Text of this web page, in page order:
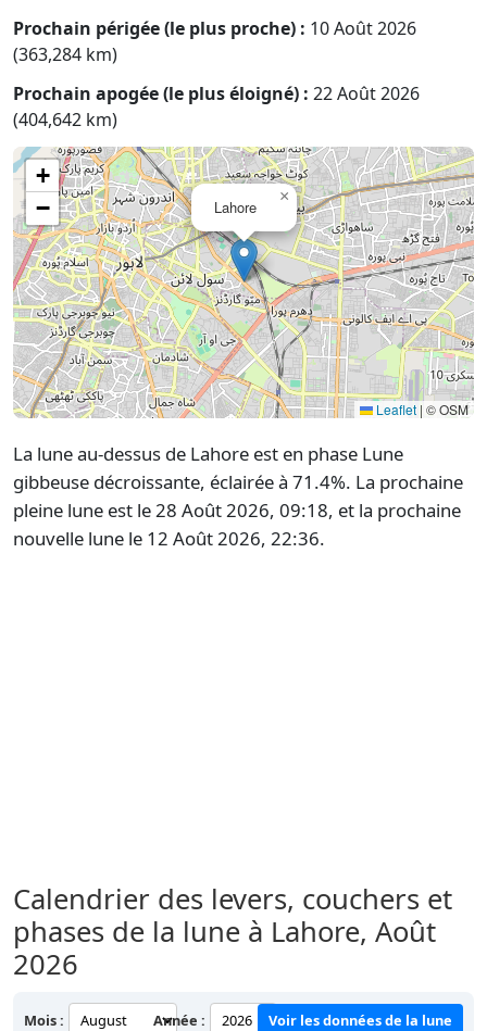
Prochain périgée (le plus proche) : 10 Août 2026
(363,284 km)
Prochain apogée (le plus éloigné) : 22 Août 2026
(404,642 km)
Lahore
×
+
−
Leaflet | © OSM
La lune au-dessus de Lahore est en phase Lune
gibbeuse décroissante, éclairée à 71.4%. La prochaine
pleine lune est le 28 Août 2026, 09:18, et la prochaine
nouvelle lune le 12 Août 2026, 22:36.
Calendrier des levers, couchers et
phases de la lune à Lahore, Août
2026
Mois : Année : Voir les données de la lune